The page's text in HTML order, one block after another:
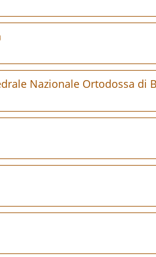
Nazionale Ortodossa di